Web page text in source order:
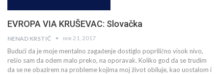
EVROPA VIA KRUŠEVAC: Slovačka
NENAD KRSTIĆ нов 21, 2017
Budući da je moje mentalno zagađenje dostiglo poprilično visok nivo,
rešio sam da odem malo preko, na oporavak. Koliko god da se trudim
da se ne obazirem na probleme kojima moj život obiluje, kao uostalom i